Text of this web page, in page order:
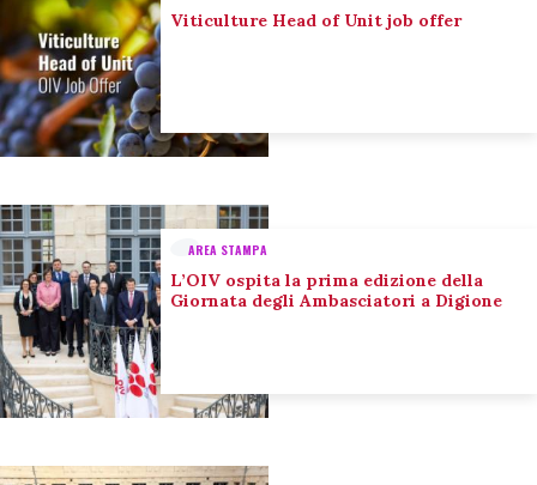
Viticulture Head of Unit job offer
AREA STAMPA
L’OIV ospita la prima edizione della
Giornata degli Ambasciatori a Digione